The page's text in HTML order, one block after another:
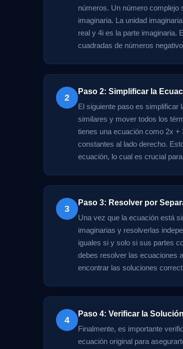
números. Un número complejo
imaginaria. La unidad
real y 4i es la parte imaginaria.
cuadradas de números
2
Paso 2: Simplificar la
El siguiente paso es simplificar
similares y mover todos los
tienes una ecuación como 2x +
constantes al lado derecho.
ecuación, lo cual es crucial
3
Paso 3: Resolver por
Una vez que la ecuación está
imaginarias y resolverlas
iguales si y solo si sus partes
debes resolver las ecuaciones
encontrar las soluciones
4
Paso 4: Verificar la Solución
Finalmente, es importante
ecuación original para